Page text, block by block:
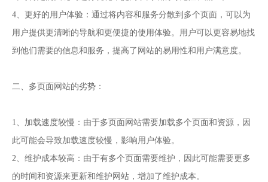
4、更好的用户体验：通过将内容和服务分散到多个页面，可以为
用户提供更清晰的导航和更便捷的使用体验。用户可以更容易地找
到他们需要的信息和服务，提高了网站的易用性和用户满意度。
二、多页面网站的劣势：
1、加载速度较慢：由于多页面网站需要加载多个页面和资源，因
此可能会导致加载速度较慢，影响用户体验。
2、维护成本较高：由于有多个页面需要维护，因此可能需要更多
的时间和资源来更新和维护网站，增加了维护成本。